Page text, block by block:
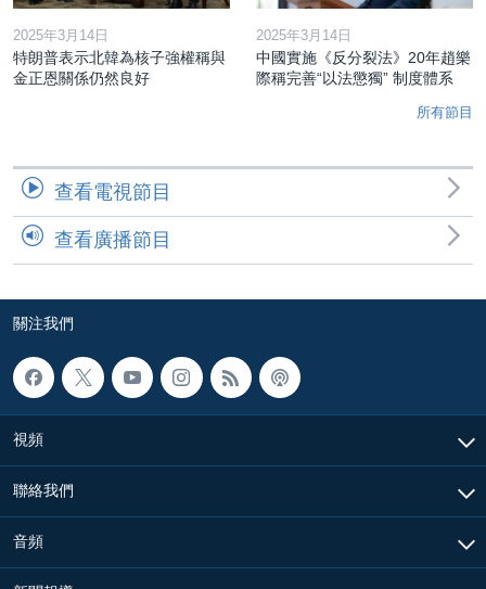
2025年3月14日
特朗普表示北韓為核子強權稱與
金正恩關係仍然良好
2025年3月14日
中國實施《反分裂法》20年趙樂
際稱完善“以法懲獨” 制度體系
所有節目
查看電視節目
查看廣播節目
關注我們
視頻
聯絡我們
音頻